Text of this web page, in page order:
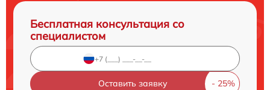
Бесплатная консультация со
специалистом
Оставить заявку